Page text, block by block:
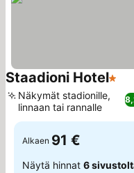
Staadioni Hotel1
Näkymät stadionille,
linnaan tai rannalle
Alkaen 91 €
Näytä hinnat 6